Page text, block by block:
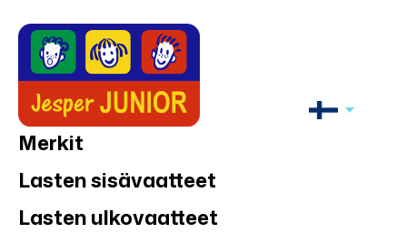
Merkit
Lasten sisävaatteet
Lasten ulkovaatteet